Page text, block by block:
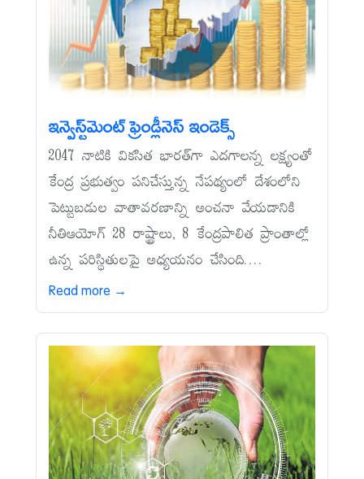
ఇన్వెస్ట్‌మెంట్‌ ఫ్రెండ్లీనెస్‌ ఇండెక్స్‌
2047 నాటికి వికసిత భారత్‌గా ఎదగాలన్న లక్ష్యంతో
కేంద్ర ప్రభుత్వం పనిచేస్తున్న నేపథ్యంలో దేశంలోని
పెట్టుబడుల వాతావరణాన్ని అంచనా వేయడానికి
నీతిఆయోగ్‌ 28 రాష్ట్రాలు, 8 కేంద్రపాలిత ప్రాంతాల్లో
ఉన్న పరిస్థితులపై అధ్యయనం చేసింది....
Read more →